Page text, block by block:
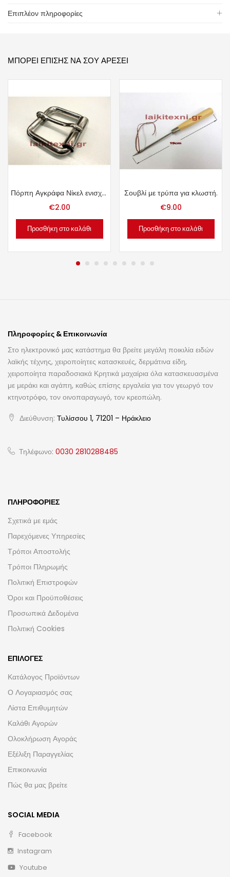
Επιπλέον πληροφορίες
ΜΠΟΡΕΊ ΕΠΊΣΗΣ ΝΑ ΣΟΥ ΑΡΈΣΕΙ
Πόρπη Αγκράφα Νίκελ ενισχυμένη 4cm.
€2.00
Προσθήκη στο καλάθι
Σουβλί με τρύπα για κλωστή.
€9.00
Προσθήκη στο καλάθι
Πληροφορίες & Επικοινωνία
Στο ηλεκτρονικό μας κατάστημα θα βρείτε μεγάλη ποικιλία ειδών
λαϊκής τέχνης, χειροποίητες κατασκευές, δερμάτινα είδη,
χειροποίητα παραδοσιακά Κρητικά μαχαίρια όλα κατασκευασμένα
με μεράκι και αγάπη, καθώς επίσης εργαλεία για τον γεωργό τον
κτηνοτρόφο, τον οινοπαραγωγό, τον κρεοπώλη.
Διεύθυνση: Τυλίσσου 1, 71201 – Ηράκλειο
Τηλέφωνο: 0030 2810288485
ΠΛΗΡΟΦΟΡΊΕΣ
Σχετικά με εμάς
Παρεχόμενες Υπηρεσίες
Τρόποι Αποστολής
Τρόποι Πληρωμής
Πολιτική Επιστροφών
Όροι και Προϋποθέσεις
Προσωπικά Δεδομένα
Πολιτική Cookies
ΕΠΙΛΟΓΈΣ
Κατάλογος Προϊόντων
Ο Λογαριασμός σας
Λίστα Επιθυμητών
Καλάθι Αγορών
Ολοκλήρωση Αγοράς
Εξέλιξη Παραγγελίας
Επικοινωνία
Πώς θα μας βρείτε
SOCIAL MEDIA
Facebook
Instagram
Youtube